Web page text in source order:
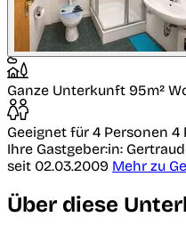
Ganze Unterkunft 95m²
Geeignet für 4 Personen 4
Ihre Gastgeber:in:
seit 02.03.2009 Mehr zu
Über diese